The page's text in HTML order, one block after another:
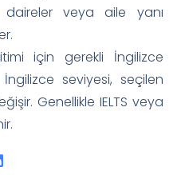
daireler veya aile yanı
için gerekli İngilizce
seviyesi, seçilen
Genellikle IELTS veya